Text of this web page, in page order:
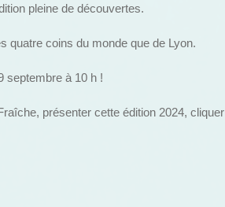
pleine de découvertes.
quatre coins du monde que de Lyon.
septembre à 10 h !
présenter cette édition 2024, cliquer